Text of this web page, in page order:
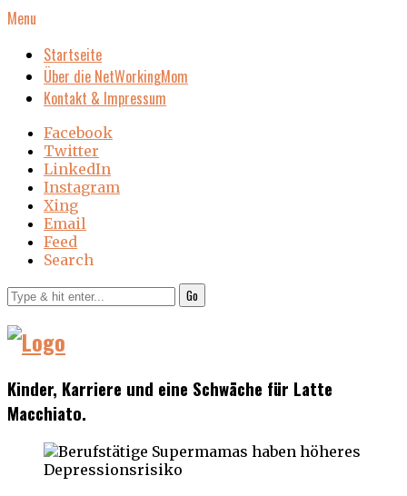
Menu
Startseite
Über die NetWorkingMom
Kontakt & Impressum
Facebook
Twitter
LinkedIn
Instagram
Xing
Email
Feed
Search
Go
Kinder, Karriere und eine Schwäche für Latte
Macchiato.